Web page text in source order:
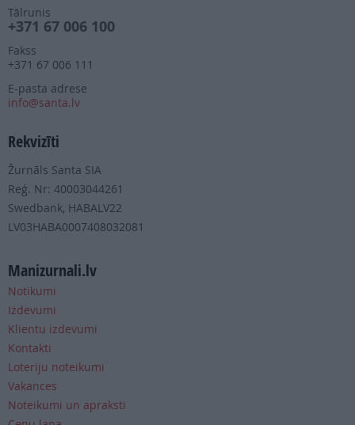
Tālrunis
+371 67 006 100
Fakss
+371 67 006 111
E-pasta adrese
info@santa.lv
Rekvizīti
Žurnāls Santa SIA
Reģ. Nr: 40003044261
Swedbank, HABALV22
LV03HABA0007408032081
Manizurnali.lv
Notikumi
Izdevumi
Klientu izdevumi
Kontakti
Loteriju noteikumi
Vakances
Noteikumi un apraksti